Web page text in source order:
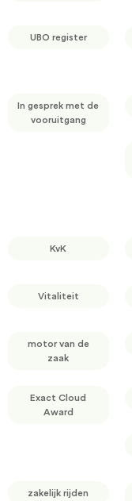
UBO register
In gesprek met de
vooruitgang
KvK
Vitaliteit
motor van de
zaak
Exact Cloud
Award
zakelijk rijden